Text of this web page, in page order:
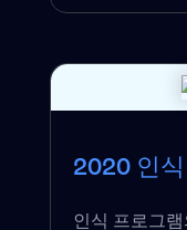
2020 인식
인식 프로그